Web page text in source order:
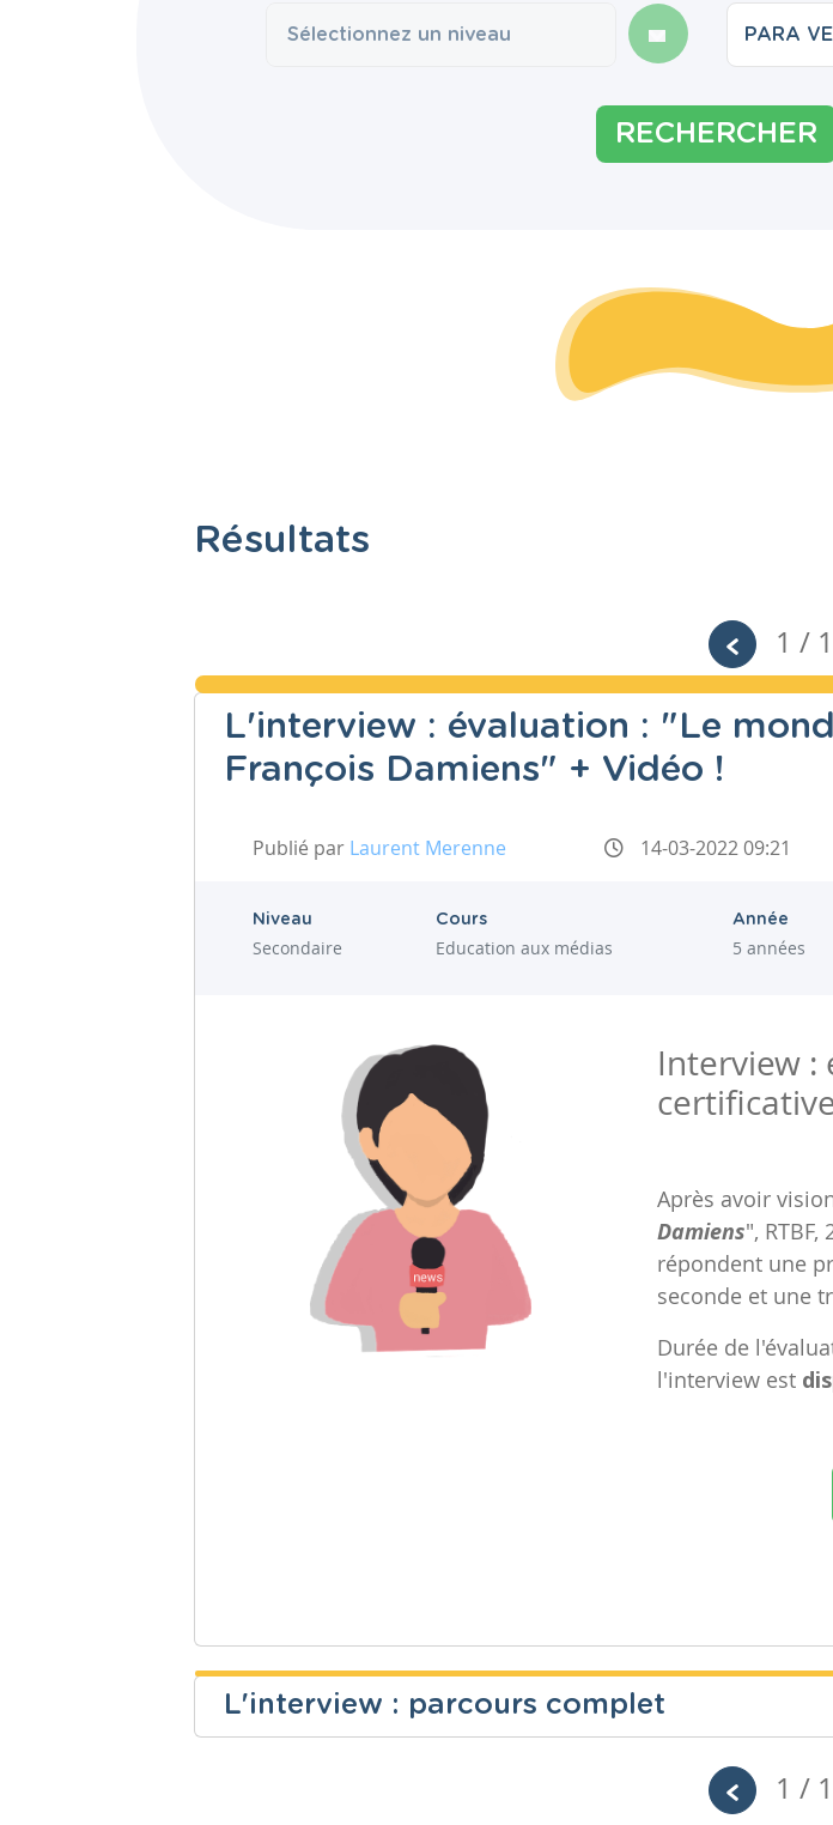
RECHERCHER
Résultats
1 / 1
L'interview : évaluation : "Le
François Damiens" + Vidéo !
Publié par Laurent Merenne 14-03-2022 09:21
Niveau
Secondaire
Cours
Education aux médias
Année
5 années
Interview :
Après avoir
Damiens",
répondent une
seconde et une
Durée de
l'interview est
L'interview : parcours complet
1 / 1